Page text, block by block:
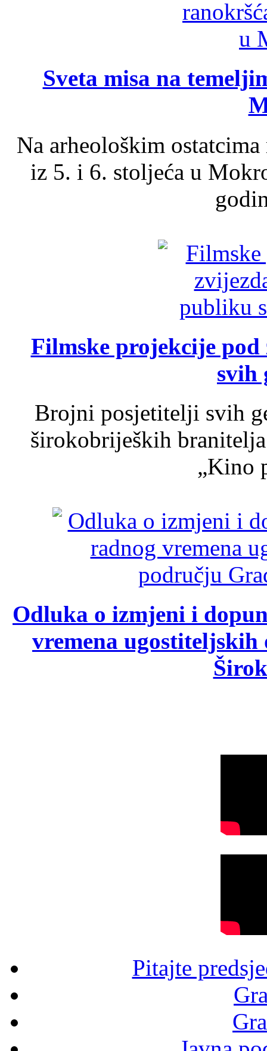
Sveta misa na
Na arheološkim
iz 5. i 6. stoljeća u
Filmske projekcije
svih
Brojni posjetitelji svih
širokobrijeških
„Kino
Odluka o izmjeni i
vremena
Pitajte